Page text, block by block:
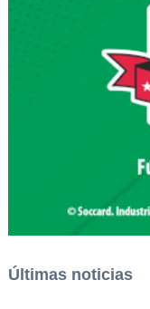
Últimas noticias